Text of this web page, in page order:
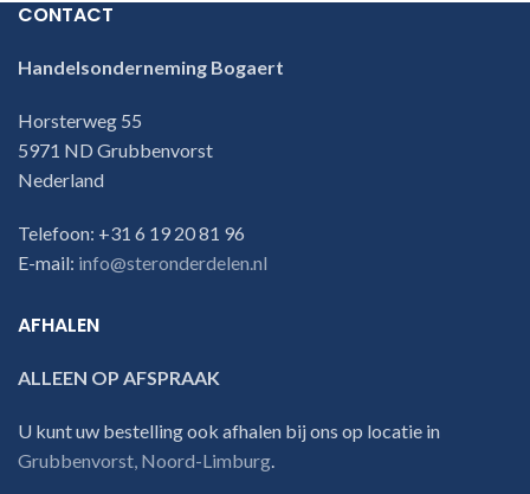
CONTACT
Handelsonderneming Bogaert
Horsterweg 55
5971 ND Grubbenvorst
Nederland
Telefoon: +31 6 19 20 81 96
E-mail: info@steronderdelen.nl
AFHALEN
ALLEEN OP AFSPRAAK
U kunt uw bestelling ook afhalen bij ons op locatie in
Grubbenvorst, Noord-Limburg.